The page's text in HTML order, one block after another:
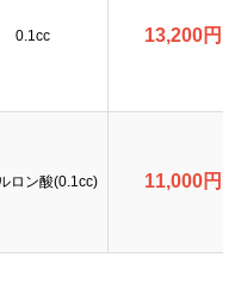
0.1cc 13,200円
ロン酸(0.1cc) 11,000円